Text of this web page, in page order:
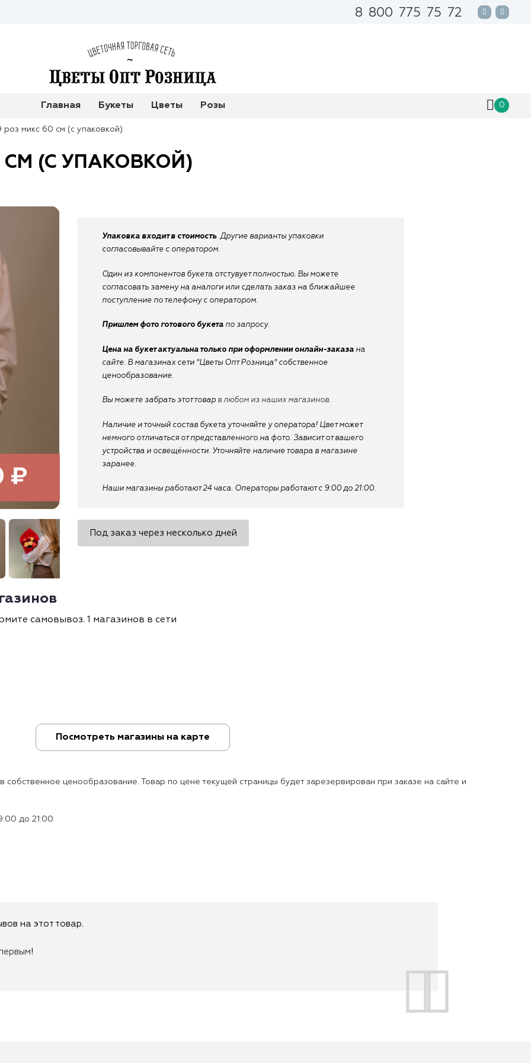
8 800 775 75 72
Главная Букеты Цветы Розы 0
роз микс 60 см (с упаковкой)
СМ (С УПАКОВКОЙ)
₽
Упаковка входит в стоимость. Другие варианты упаковки
согласовывайте с оператором.
Один из компонентов букета отстувует полностью. Вы можете
согласовать замену на аналоги или сделать заказ на ближайшее
поступление по телефону с оператором.
Пришлем фото готового букета по запросу.
Цена на букет актуальна только при оформлении онлайн-заказа на
сайте. В магазинах сети "Цветы Опт Розница" собственное
ценообразование.
Вы можете забрать этот товар в любом из наших магазинов.
Наличие и точный состав букета уточняйте у оператора! Цвет может
немного отличаться от представленного на фото. Зависит от вашего
устройства и освещённости. Уточняйте наличие товара в магазине
заранее.
Наши магазины работают 24 часа. Операторы работают с 9:00 до 21:00.
Под заказ через несколько дней
самовывоз. 1 магазинов в сети
Посмотреть магазины на карте
собственное ценообразование. Товар по цене текущей страницы будет зарезервирован при заказе на сайте и
до 21:00.
на этот товар.
!